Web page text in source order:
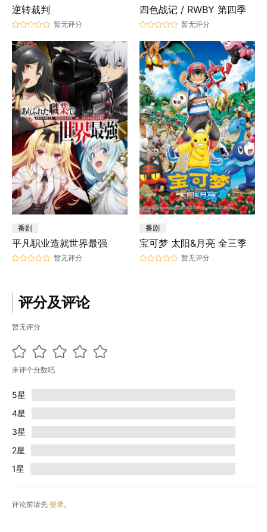
逆转裁判
暂无评分
四色战记 / RWBY 第四季
暂无评分
番剧
平凡职业造就世界最强
暂无评分
番剧
宝可梦 太阳&月亮 全三季
暂无评分
评分及评论
暂无评分
来评个分数吧
5星
4星
3星
2星
1星
评论前请先 登录。